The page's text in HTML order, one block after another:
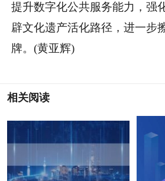
提升数字化公共服务能力，强
辟文化遗产活化路径，进一步
牌。(黄亚辉)
相关阅读